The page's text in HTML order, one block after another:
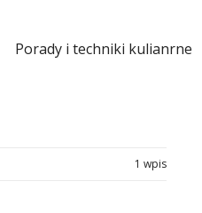
Porady i techniki kulianrne
1 wpis